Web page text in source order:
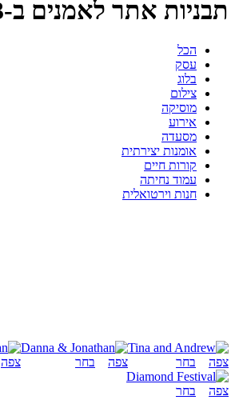
תבניות אתר לאמנים ב-SITE123
הכל
עסק
בלוג
צילום
מוסיקה
אירוע
מסעדה
אומנות יצירתית
קורות חיים
עמוד נחיתה
חנות וירטואלית
צפה בחר צפה בחר צפה
צפה בחר